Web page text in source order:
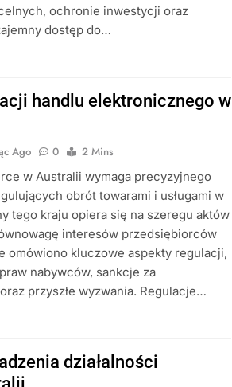
ochronie inwestycji oraz
dostęp do…
handlu elektronicznego w
Ago 0
2 Mins
w Australii wymaga precyzyjnego
obrót towarami i usługami w
tego kraju opiera się na szeregu aktów
interesów przedsiębiorców
omówiono kluczowe aspekty regulacji,
nabywców, sankcje za
przyszłe wyzwania. Regulacje…
działalności